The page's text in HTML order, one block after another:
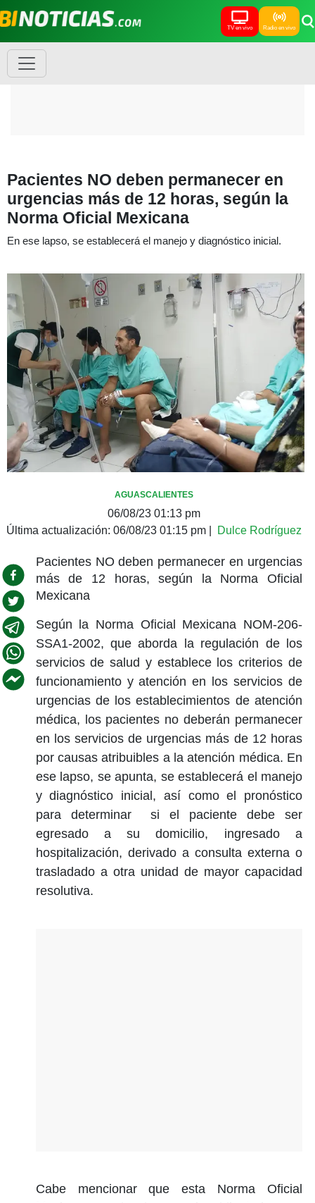
TV en vivo Radio en vivo
Pacientes NO deben permanecer en
urgencias más de 12 horas, según la
Norma Oficial Mexicana
En ese lapso, se establecerá el manejo y diagnóstico inicial.
AGUASCALIENTES
06/08/23 01:13 pm
Última actualización: 06/08/23 01:15 pm Dulce Rodríguez
Pacientes NO deben permanecer en urgencias
más de 12 horas, según la Norma Oficial
Mexicana
Según la Norma Oficial Mexicana NOM-206-
SSA1-2002, que aborda la regulación de los
servicios de salud y establece los criterios de
funcionamiento y atención en los servicios de
urgencias de los establecimientos de atención
médica, los pacientes no deberán permanecer
en los servicios de urgencias más de 12 horas
por causas atribuibles a la atención médica. En
ese lapso, se apunta, se establecerá el manejo
y diagnóstico inicial, así como el pronóstico
para determinar si el paciente debe ser
egresado a su domicilio, ingresado a
hospitalización, derivado a consulta externa o
trasladado a otra unidad de mayor capacidad
resolutiva.
Cabe mencionar que esta Norma Oficial